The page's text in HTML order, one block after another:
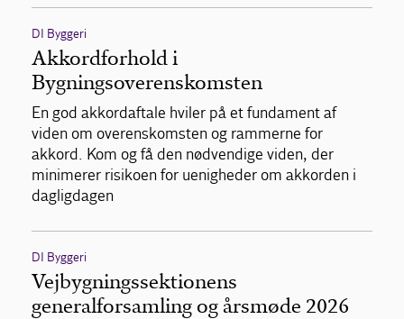
DI Byggeri
Akkordforhold i
Bygningsoverenskomsten
En god akkordaftale hviler på et fundament af
viden om overenskomsten og rammerne for
akkord. Kom og få den nødvendige viden, der
minimerer risikoen for uenigheder om akkorden i
dagligdagen
DI Byggeri
Vejbygningssektionens
generalforsamling og årsmøde 2026